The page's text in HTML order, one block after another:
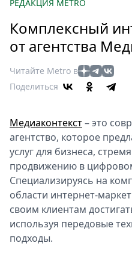
Мир
Здоровье
Еда
Туризм
Театр
Кино
Афиша
Книги
Выставки
Пресс-
релизы
РЕДАКЦИЯ METRO
Комплексный
от агентства
Читайте Metro в
Поделиться
Медиаконтекст– это
агентство, которое
услуг для бизнеса,
продвижению в
Специализируясь на
области интернет-
своим клиентам
используя передовые
подходы.